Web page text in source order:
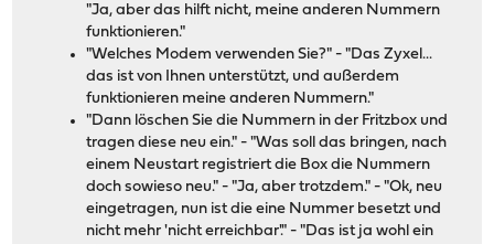
"Ja, aber das hilft nicht, meine anderen Nummern
funktionieren."
"Welches Modem verwenden Sie?" - "Das Zyxel...
das ist von Ihnen unterstützt, und außerdem
funktionieren meine anderen Nummern."
"Dann löschen Sie die Nummern in der Fritzbox und
tragen diese neu ein." - "Was soll das bringen, nach
einem Neustart registriert die Box die Nummern
doch sowieso neu." - "Ja, aber trotzdem." - "Ok, neu
eingetragen, nun ist die eine Nummer besetzt und
nicht mehr 'nicht erreichbar'." - "Das ist ja wohl ein